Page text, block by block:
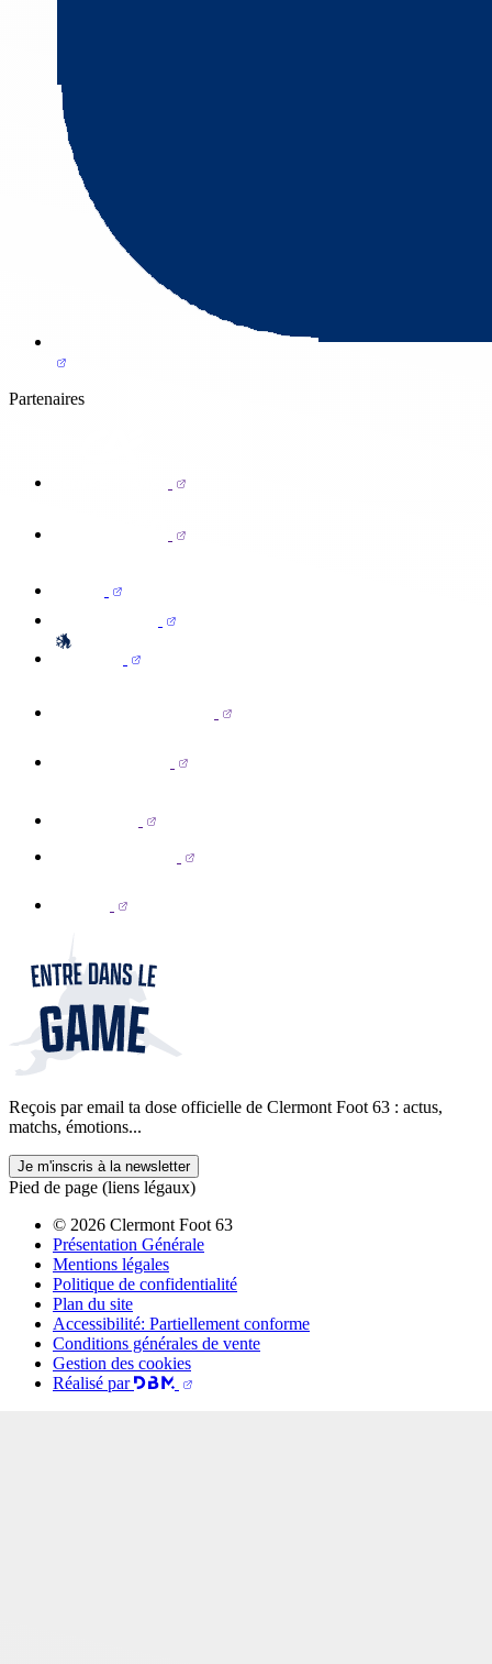
Partenaires
Reçois par email ta dose officielle de Clermont Foot 63 : actus,
matchs, émotions...
Je m'inscris à la newsletter
Pied de page (liens légaux)
© 2026 Clermont Foot 63
Présentation Générale
Mentions légales
Politique de confidentialité
Plan du site
Accessibilité: Partiellement conforme
Conditions générales de vente
Gestion des cookies
Réalisé par